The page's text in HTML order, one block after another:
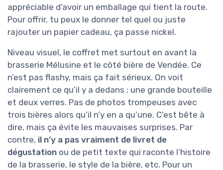
appréciable d’avoir un emballage qui tient la route.
Pour offrir, tu peux le donner tel quel ou juste
rajouter un papier cadeau, ça passe nickel.
Niveau visuel, le coffret met surtout en avant la
brasserie Mélusine et le côté bière de Vendée. Ce
n’est pas flashy, mais ça fait sérieux. On voit
clairement ce qu’il y a dedans : une grande bouteille
et deux verres. Pas de photos trompeuses avec
trois bières alors qu’il n’y en a qu’une. C’est bête à
dire, mais ça évite les mauvaises surprises. Par
contre, il n’y a pas vraiment de livret de
dégustation ou de petit texte qui raconte l’histoire
de la brasserie, le style de la bière, etc. Pour un